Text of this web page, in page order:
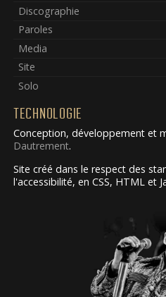
Discographie
Paroles
Media
Site
Solo
TECHNOLOGIE
Conception, développement et
Dautrement.
Site créé dans le respect des
l'accessibilité, en CSS, HTML et